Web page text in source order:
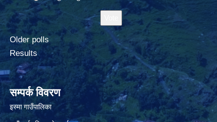
Older polls
Results
सम्पर्क विवरण
इस्मा गाउँपालिका